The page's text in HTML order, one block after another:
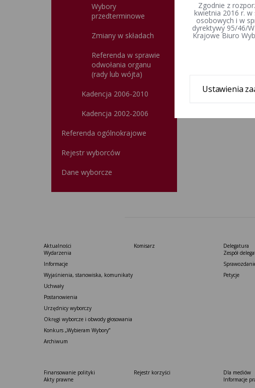
Wybory
przedterminowe
Zmiany w składach
Referenda w sprawie
odwołania organu
(rady lub wójta)
Kadencja 2006-2010
Kadencja 2002-2006
Referenda ogólnokrajowe
Rejestr wyborców
Dane wyborcze
Aktualności
Wydarzenia
Informacje
Wyjaśnienia, stanowiska, komunikaty
Uchwały
Postanowienia
Urzędnicy wyborczy
Okręgi wyborcze i obwody głosowania
Konkurs „Wybieram Wybory”
Archiwum
Komisarz
Delegatura
Zespół
Petycje
Finansowanie polityki
Akty prawne
Rejestr korzyści
Dla mediów
Informacje
Zgodnie z
kwietnia 2016 r.
osobowych i w
dyrektywy 95/46/
Krajowe Biuro
Ustawienia